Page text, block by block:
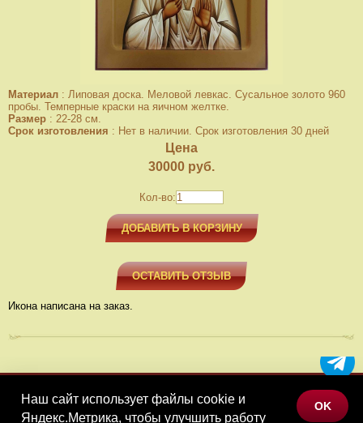
Материал : Липовая доска. Меловой левкас. Сусальное золото 960
пробы. Темперные краски на яичном желтке.
Размер : 22-28 см.
Срок изготовления : Нет в наличии. Срок изготовления 30 дней
Цена
30000 руб.
Кол-во:
ДОБАВИТЬ В КОРЗИНУ
ОСТАВИТЬ ОТЗЫВ
Икона написана на заказ.
МЕНЮ
Наш сайт использует файлы cookie и
Яндекс.Метрика, чтобы улучшить работу
OK